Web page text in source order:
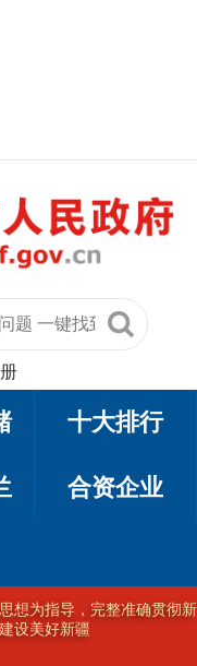
十大排行
合资企业
想为指导，完整准确贯彻新
设美好新疆